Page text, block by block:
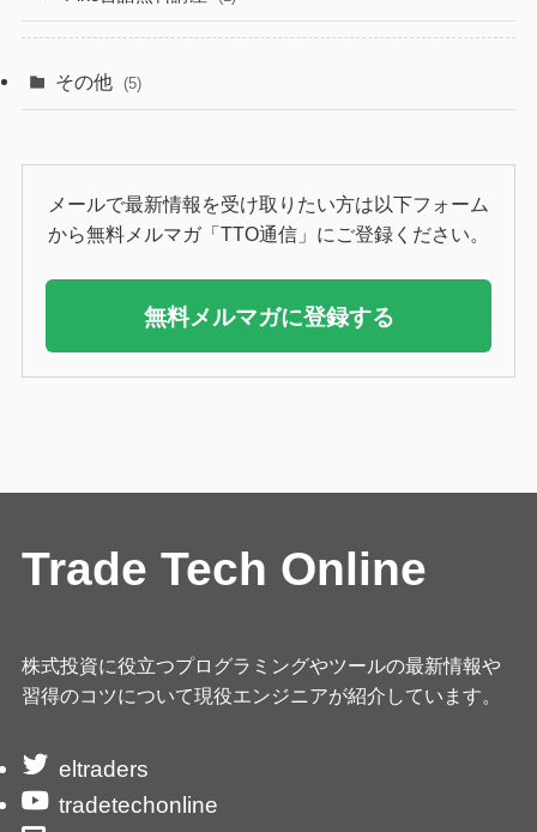
その他 (5)
メールで最新情報を受け取りたい方は以下フォーム
から無料メルマガ「TTO通信」にご登録ください。
無料メルマガに登録する
Trade Tech Online
株式投資に役立つプログラミングやツールの最新情報や
習得のコツについて現役エンジニアが紹介しています。
eltraders
tradetechonline